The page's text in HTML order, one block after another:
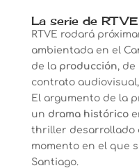
La serie de
RTVE rodará
ambientada en el
de la producción, de
contrato
El argumento de la
un drama histórico
thriller desarrollado
momento en el que
Santiago.